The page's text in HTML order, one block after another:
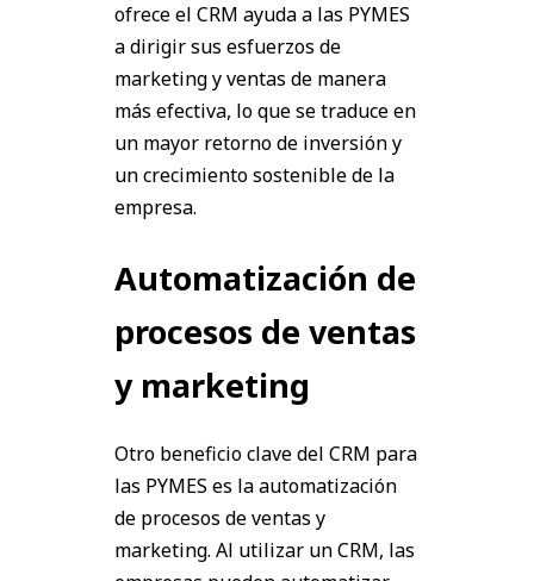
ofrece el CRM ayuda a las PYMES
a dirigir sus esfuerzos de
marketing y ventas de manera
más efectiva, lo que se traduce en
un mayor retorno de inversión y
un crecimiento sostenible de la
empresa.
Automatización de
procesos de ventas
y marketing
Otro beneficio clave del CRM para
las PYMES es la automatización
de procesos de ventas y
marketing. Al utilizar un CRM, las